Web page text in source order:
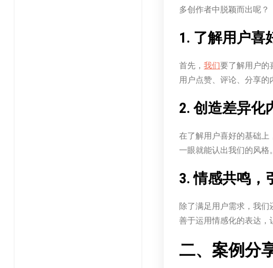
多创作者中脱颖而出呢？
1. 了解用户喜
首先，我们要了解用户的
用户点赞、评论、分享的
2. 创造差异化
在了解用户喜好的基础上
一眼就能认出我们的风格。
3. 情感共鸣，
除了满足用户需求，我
善于运用情感化的表达，
二、案例分